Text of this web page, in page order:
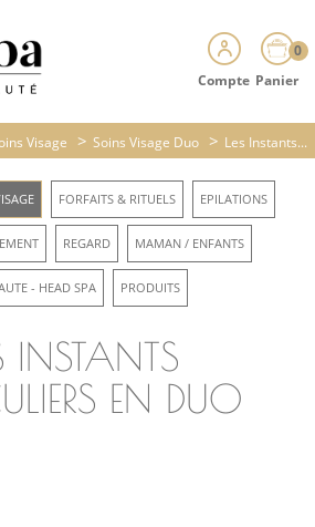
Compte
0
Panier
Visage > Soins Visage Duo > Les Instants...
FORFAITS & RITUELS EPILATIONS
REGARD MAMAN / ENFANTS
- HEAD SPA PRODUITS
INSTANTS
EN DUO